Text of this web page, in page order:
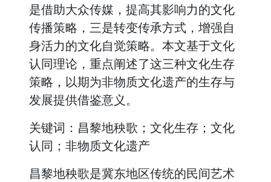
是借助大众传媒，提高其影响力的文化
传播策略，三是转变传承方式，增强自
身活力的文化自觉策略。本文基于文化
认同理论，重点阐述了这三种文化生存
策略，以期为非物质文化遗产的生存与
发展提供借鉴意义。
关键词：昌黎地秧歌；文化生存；文化
认同；非物质文化遗产
昌黎地秧歌是冀东地区传统的民间艺术